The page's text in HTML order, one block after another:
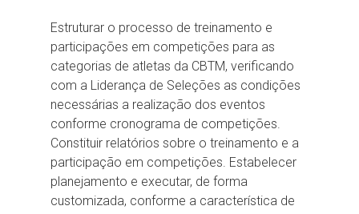
Estruturar o processo de treinamento e
participações em competições para as
categorias de atletas da CBTM, verificando
com a Liderança de Seleções as condições
necessárias a realização dos eventos
conforme cronograma de competições.
Constituir relatórios sobre o treinamento e a
participação em competições. Estabelecer
planejamento e executar, de forma
customizada, conforme a característica de